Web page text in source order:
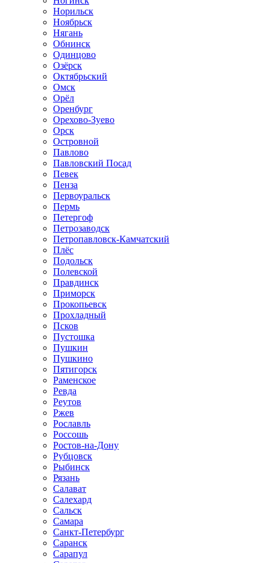
Норильск
Ноябрьск
Нягань
Обнинск
Одинцово
Озёрск
Октябрьский
Омск
Орёл
Оренбург
Орехово-Зуево
Орск
Островной
Павлово
Павловский Посад
Певек
Пенза
Первоуральск
Пермь
Петергоф
Петрозаводск
Петропавловск-Камчатский
Плёс
Подольск
Полевской
Правдинск
Приморск
Прокопьевск
Прохладный
Псков
Пустошка
Пушкин
Пушкино
Пятигорск
Раменское
Ревда
Реутов
Ржев
Рославль
Россошь
Ростов-на-Дону
Рубцовск
Рыбинск
Рязань
Салават
Салехард
Сальск
Самара
Санкт-Петербург
Саранск
Сарапул